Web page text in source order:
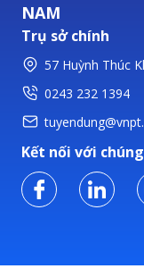
NAM
Trụ sở chính
57 Huỳnh Thúc
0243 232 1394
Kết nối với